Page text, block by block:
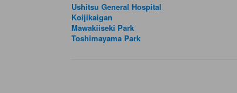
Ushitsu General Hospital
Koijikaigan
Mawakiiseki Park
Toshimayama Park